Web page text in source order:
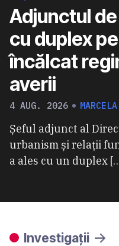
Adjunctul
cu duplex
încălcat
averii
4 AUG. 2026
Șeful adjunct al
urbanism și relații
a ales cu un duplex
Investigații